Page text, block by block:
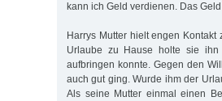
kann ich Geld verdienen. Das
Harrys Mutter hielt engen
Urlaube zu Hause holte sie
aufbringen konnte. Gegen den
auch gut ging. Wurde ihm der
Als seine Mutter einmal einen